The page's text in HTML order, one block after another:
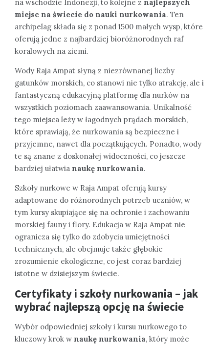
na wschodzie Indonezji, to kolejne z najlepszych
miejsc na świecie do nauki nurkowania. Ten
archipelag składa się z ponad 1500 małych wysp, które
oferują jedne z najbardziej bioróżnorodnych raf
koralowych na ziemi.
Wody Raja Ampat słyną z niezrównanej liczby
gatunków morskich, co stanowi nie tylko atrakcję, ale i
fantastyczną edukacyjną platformę dla nurków na
wszystkich poziomach zaawansowania. Unikalność
tego miejsca leży w łagodnych prądach morskich,
które sprawiają, że nurkowania są bezpieczne i
przyjemne, nawet dla początkujących. Ponadto, wody
te są znane z doskonałej widoczności, co jeszcze
bardziej ułatwia naukę nurkowania.
Szkoły nurkowe w Raja Ampat oferują kursy
adaptowane do różnorodnych potrzeb uczniów, w
tym kursy skupiające się na ochronie i zachowaniu
morskiej fauny i flory. Edukacja w Raja Ampat nie
ogranicza się tylko do zdobycia umiejętności
technicznych, ale obejmuje także głębokie
zrozumienie ekologiczne, co jest coraz bardziej
istotne w dzisiejszym świecie.
Certyfikaty i szkoły nurkowania – jak
wybrać najlepszą opcję na świecie
Wybór odpowiedniej szkoły i kursu nurkowego to
kluczowy krok w naukę nurkowania, który może